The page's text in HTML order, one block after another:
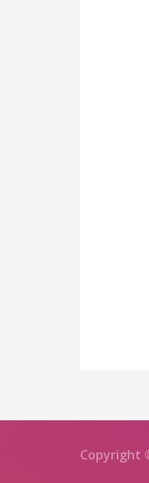
Copyright